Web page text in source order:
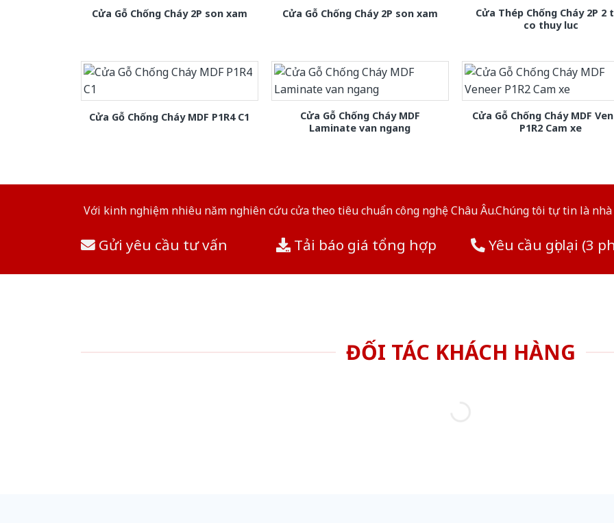
Cửa Gỗ Chống Cháy 2P son xam Cửa Gỗ Chống Cháy 2P son xam
Cửa Thép Chống Cháy 2P 2
co thuy luc
Cửa Gỗ Chống Cháy MDF P1R4 C1
Cửa Gỗ Chống Cháy MDF
Laminate van ngang
Cửa Gỗ Chống Cháy MDF
P1R2 Cam xe
Với kinh nghiệm nhiêu năm nghiên cứu cửa theo tiêu chuẩn công nghệ Châu Âu.Chúng tôi tự tin là
Gửi yêu cầu tư vấn Tải báo giá tổng hợp Yêu cầu gọi lại (3
ĐỐI TÁC KHÁCH HÀNG